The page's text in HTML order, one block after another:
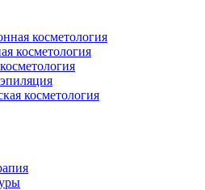
косметология
косметология
косметология